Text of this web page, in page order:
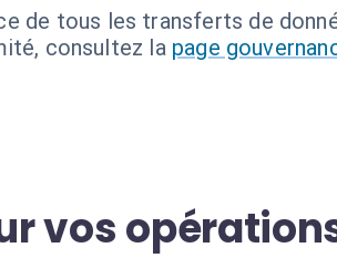
de tous les transferts de
consultez la page
vos